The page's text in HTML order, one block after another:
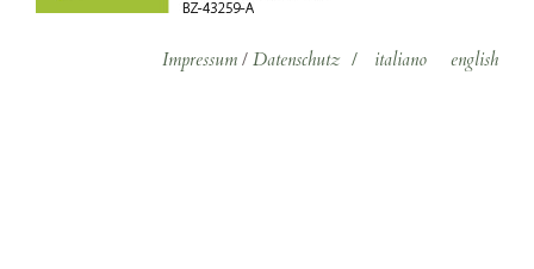
Impressum / Datenschutz / italiano english